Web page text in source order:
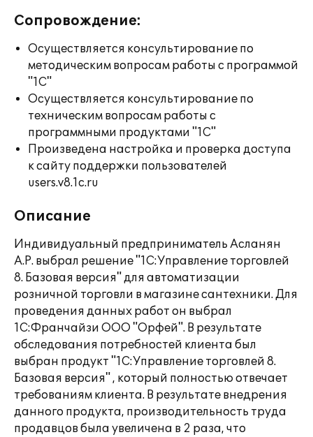
Сопровождение:
Осуществляется консультирование по
методическим вопросам работы с программой
"1С"
Осуществляется консультирование по
техническим вопросам работы с
программными продуктами "1С"
Произведена настройка и проверка доступа
к сайту поддержки пользователей
users.v8.1c.ru
Описание
Индивидуальный предприниматель Асланян
А.Р. выбрал решение "1С:Управление торговлей
8. Базовая версия" для автоматизации
розничной торговли в магазине сантехники. Для
проведения данных работ он выбрал
1С:Франчайзи ООО "Орфей". В результате
обследования потребностей клиента был
выбран продукт "1С:Управление торговлей 8.
Базовая версия" , который полностью отвечает
требованиям клиента. В результате внедрения
данного продукта, производительность труда
продавцов была увеличена в 2 раза, что